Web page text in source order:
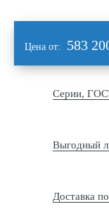
Цена от: 583
Серии,
Выгодный
Доставка